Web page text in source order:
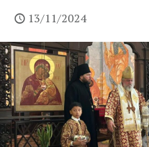
13/11/2024